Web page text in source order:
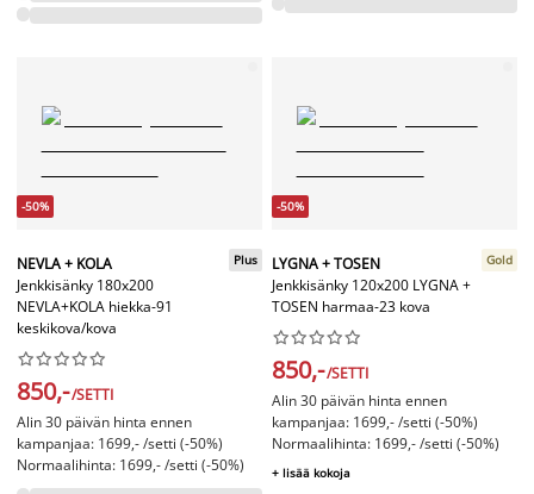
-50%
NEVLA + KOLA
Jenkkisänky 180x200
NEVLA+KOLA hiekka-91
keskikova/kova
Plus






850,-/SETTI
Alin 30 päivän hinta ennen
kampanjaa: 1699,- /setti (-50%)
Normaalihinta: 1699,- /setti (-50%)
-50%
LYGNA + TOSEN
Jenkkisänky 120x200 LYGNA +
TOSEN harmaa-23 kova
Gold






850,-/SETTI
Alin 30 päivän hinta ennen
kampanjaa: 1699,- /setti (-50%)
Normaalihinta: 1699,- /setti (-50%)
+ lisää kokoja